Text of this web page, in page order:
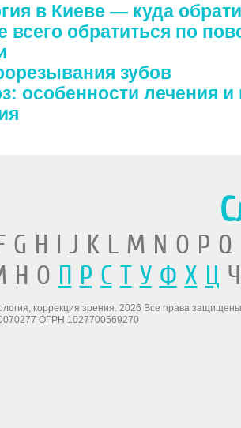
в Киеве — куда
всего обратиться по
зубов
особенности лечения
G H I J K L M N O P
Н О П Р С Т У Ф Х Ц
коррекция зрения. 2026 Все права
ОГРН 1027700569270